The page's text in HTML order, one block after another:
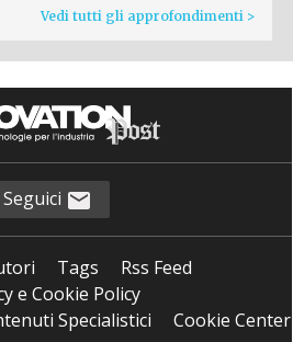
Vedi tutti gli approfondimenti >
Seguici
Tags
Rss Feed
e Cookie Policy
Specialistici
Cookie Center